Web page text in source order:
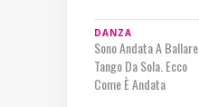
DANZA
Sono Andata A Ballare
Tango Da Sola. Ecco
Come È Andata